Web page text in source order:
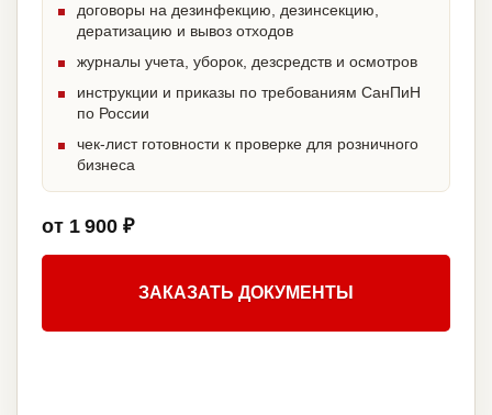
договоры на дезинфекцию, дезинсекцию,
дератизацию и вывоз отходов
журналы учета, уборок, дезсредств и осмотров
инструкции и приказы по требованиям СанПиН
по России
чек-лист готовности к проверке для розничного
бизнеса
от 1 900 ₽
ЗАКАЗАТЬ ДОКУМЕНТЫ